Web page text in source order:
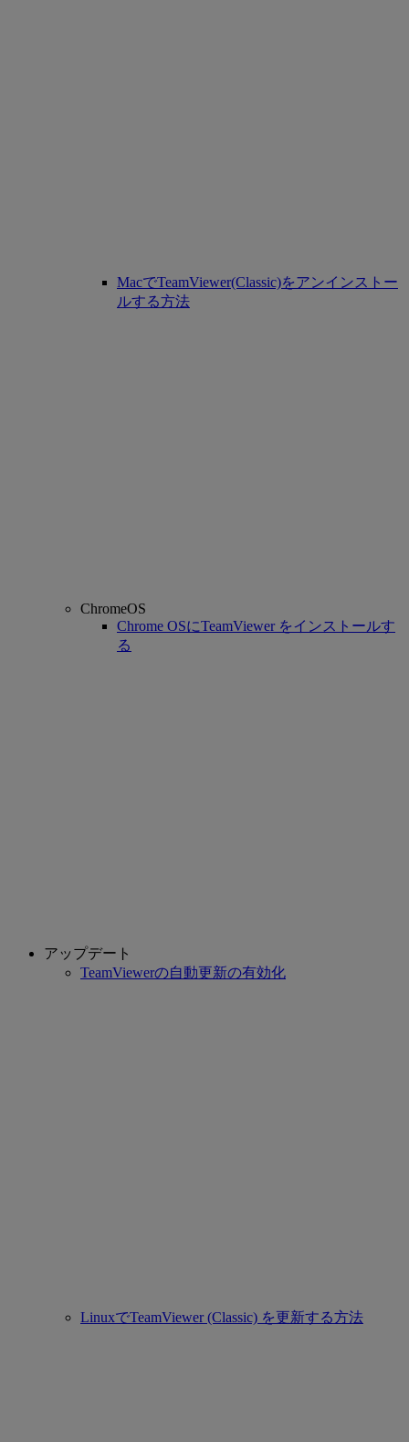
MacでTeamViewer(Classic)をアンインストー
ルする方法
ChromeOS
Chrome OSにTeamViewer をインストールす
る
アップデート
TeamViewerの自動更新の有効化
LinuxでTeamViewer (Classic) を更新する方法